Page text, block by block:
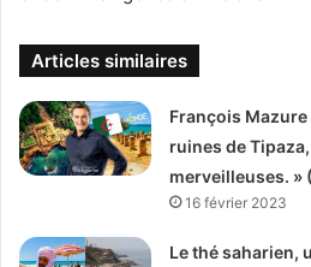
Articles similaires
François Mazure
ruines de
merveilleuses. »
16 février 2023
Le thé saharien,